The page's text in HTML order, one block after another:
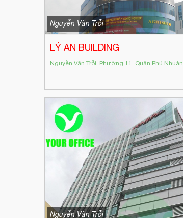
Nguyễn Văn Trỗi
LÝ AN BUILDING
Nguyễn Văn Trỗi, Phường 11, Quận Phú Nhuận
Nguyễn Văn Trỗi